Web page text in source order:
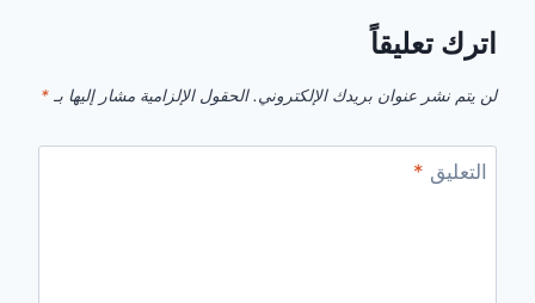
اترك تعليقاً
لن يتم نشر عنوان بريدك الإلكتروني. الحقول الإلزامية مشار إليها بـ *
التعليق *